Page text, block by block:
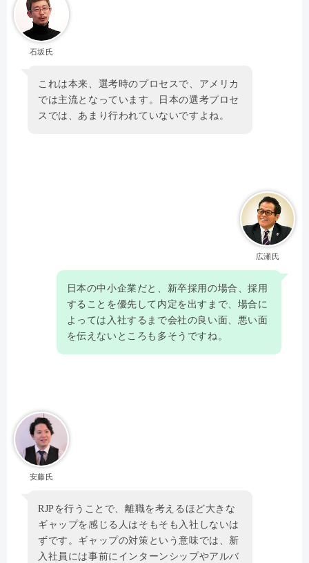
石坂氏
これは本来、選考時のプロセスで、アメリカ
では主流となっています。日本の選考プロセ
スでは、あまり行われていないですよね。
広瀬氏
日本の中小企業だと、新卒採用の場合、採用
することを優先して内定を出すまで、場合に
よっては入社するまで会社の良い面、悪い面
を伝えないところも多そうですね。
安藤氏
RJPを行うことで、離職を考えるほど大きな
ギャップを感じる人はそもそも入社しないは
ずです。ギャップの対策という意味では、新
入社員には事前にインターンシップやアルバ